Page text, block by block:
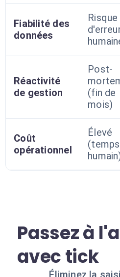
Fiabilité des
données
Risque
Réactivité
de gestion
Post-
(fin de
mois)
Coût
opérationnel
Élevé
(temps
Passez à
avec tick
Éliminez la